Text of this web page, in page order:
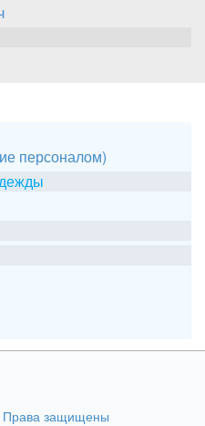
персоналом)
Права защищены